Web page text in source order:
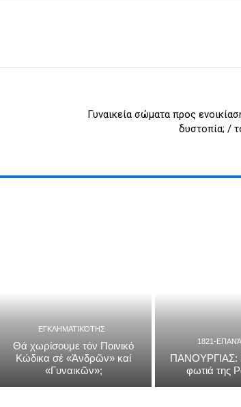
Γυναικεία σώματα προς
δυστοπία; /
ΕΓΚΛΗΜΑΤΙΚΌΤΗΣ
Θά χωρίσουμε τόν Ποινικό
Κώδικα σέ «Ἀνδρῶν» καί
«Γυναικῶν»;
1821-
ΠΑΝΟΥΡΓΙΑΣ:
φωτιά της